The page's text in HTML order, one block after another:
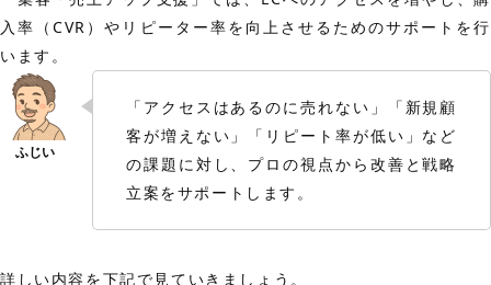
入率（CVR）やリピーター率を向上させるためのサポートを行
います。
「アクセスはあるのに売れない」「新規顧
客が増えない」「リピート率が低い」など
の課題に対し、プロの視点から改善と戦略
立案をサポートします。
詳しい内容を下記で見ていきましょう。